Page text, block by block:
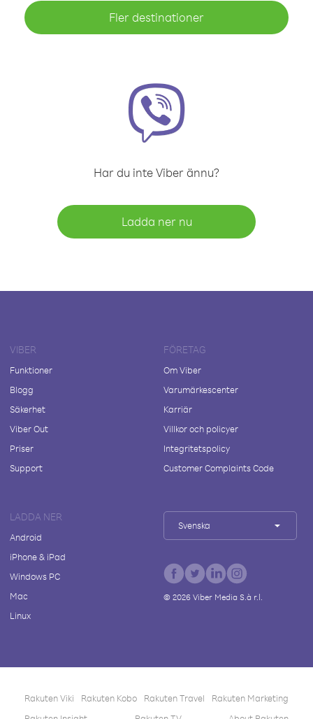
Fler destinationer
Har du inte Viber ännu?
Ladda ner nu
VIBER
Funktioner
Blogg
Säkerhet
Viber Out
Priser
Support
FÖRETAG
Om Viber
Varumärkescenter
Karriär
Villkor och policyer
Integritetspolicy
Customer Complaints Code
LADDA NER
Android
iPhone & iPad
Windows PC
Mac
Linux
Svenska
© 2026Viber Media S.à r.l.
Rakuten Viki Rakuten Kobo Rakuten Travel
Rakuten Marketing